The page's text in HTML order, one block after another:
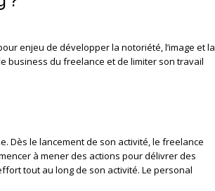
enjeu de développer la notoriété, l’image et la
business du freelance et de limiter son travail
Dès le lancement de son activité, le freelance
à mener des actions pour délivrer des
tout au long de son activité. Le personal